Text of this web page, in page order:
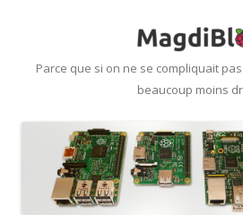
Parce que si on ne se compliquait
beaucoup moins